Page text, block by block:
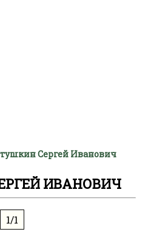
Сергей Иванович
ИВАНОВИЧ
1/1